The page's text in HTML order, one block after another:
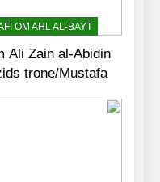
OM AHL AL-BAYT
Ali Zain al-Abidin
trone/Mustafa